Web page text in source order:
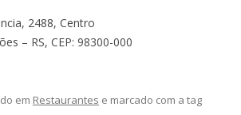
2488, Centro
– RS, CEP: 98300-000
em Restaurantes e marcado com a tag